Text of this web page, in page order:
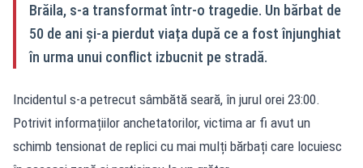
Brăila, s-a transformat într-o tragedie. Un bărbat de
50 de ani și-a pierdut viața după ce a fost înjunghiat
în urma unui conflict izbucnit pe stradă.
Incidentul s-a petrecut sâmbătă seară, în jurul orei 23:00.
Potrivit informațiilor anchetatorilor, victima ar fi avut un
schimb tensionat de replici cu mai mulți bărbați care locuiesc